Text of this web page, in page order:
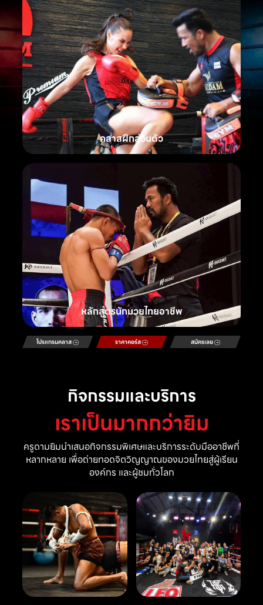
คลาสฝึกส่วนตัว
หลักสูตรนักมวยไทยอาชีพ
โปรแกรมคลาส ราคาคอร์ส สมัครเลย
กิจกรรมและบริการ
เราเป็นมากกว่ายิม
ครูดามยิมนำเสนอกิจกรรมพิเศษและบริการระดับมืออาชีพที่
หลากหลาย เพื่อถ่ายทอดจิตวิญญาณของมวยไทยสู่ผู้เรียน
องค์กร และผู้ชมทั่วโลก